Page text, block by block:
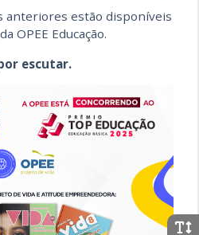
anteriores estão disponíveis
OPEE Educação.
escutar.